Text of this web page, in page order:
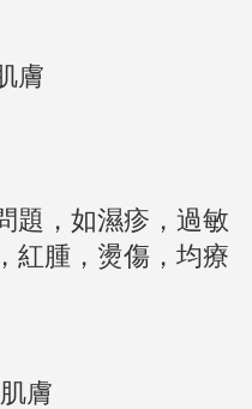
膚
題，如濕疹，過敏
紅腫，燙傷，均療
膚